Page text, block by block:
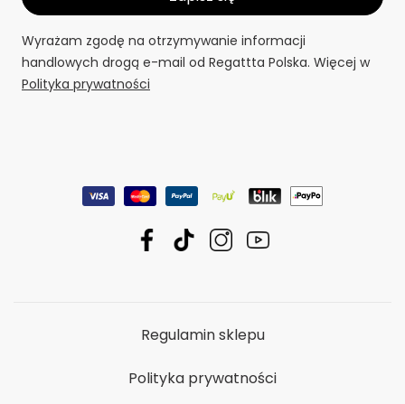
Wyrażam zgodę na otrzymywanie informacji
handlowych drogą e-mail od Regattta Polska. Więcej w
Polityka prywatności
Regulamin sklepu
Polityka prywatności